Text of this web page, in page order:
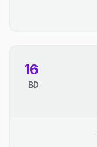
16
BD